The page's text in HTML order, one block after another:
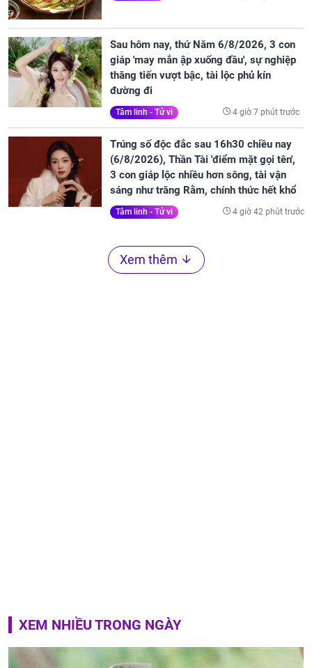
Sau hôm nay, thứ Năm 6/8/2026, 3 con
giáp 'may mắn ập xuống đầu', sự nghiệp
thăng tiến vượt bậc, tài lộc phủ kín
đường đi
Tâm linh - Tử vi 4 giờ 7 phút trước
Trúng số độc đắc sau 16h30 chiều nay
(6/8/2026), Thần Tài 'điểm mặt gọi tên',
3 con giáp lộc nhiều hơn sông, tài vận
sáng như trăng Rằm, chính thức hết khổ
Tâm linh - Tử vi 4 giờ 42 phút trước
Xem thêm
XEM NHIỀU TRONG NGÀY